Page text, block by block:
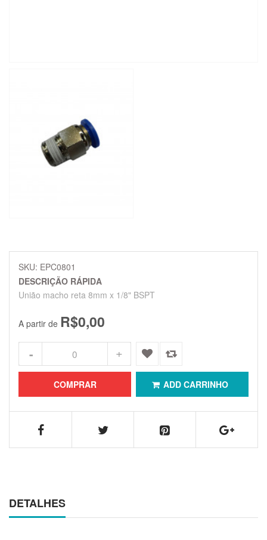
SKU: EPC0801
DESCRIÇÃO RÁPIDA
União macho reta 8mm x 1/8" BSPT
A partir de R$0,00
COMPRAR ADD CARRINHO
DETALHES